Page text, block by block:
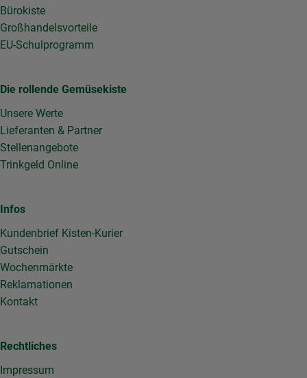
Bürokiste
Großhandelsvorteile
EU-Schulprogramm
Die rollende Gemüsekiste
Unsere Werte
Lieferanten & Partner
Stellenangebote
Trinkgeld Online
Infos
Kundenbrief Kisten-Kurier
Gutschein
Wochenmärkte
Reklamationen
Kontakt
Rechtliches
Impressum